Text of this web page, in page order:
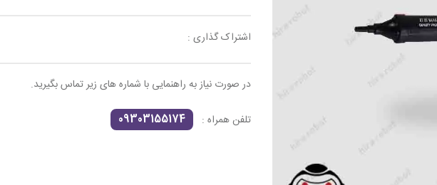
اشتراک گذاری :
در صورت نیاز به راهنمایی با شماره های زیر تماس بگیرید.
تلفن همراه : 09303155174